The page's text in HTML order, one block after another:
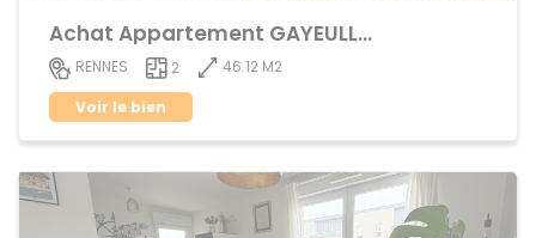
Achat Appartement GAYEULLES
RENNES 2
46.12 M2
Voir le bien